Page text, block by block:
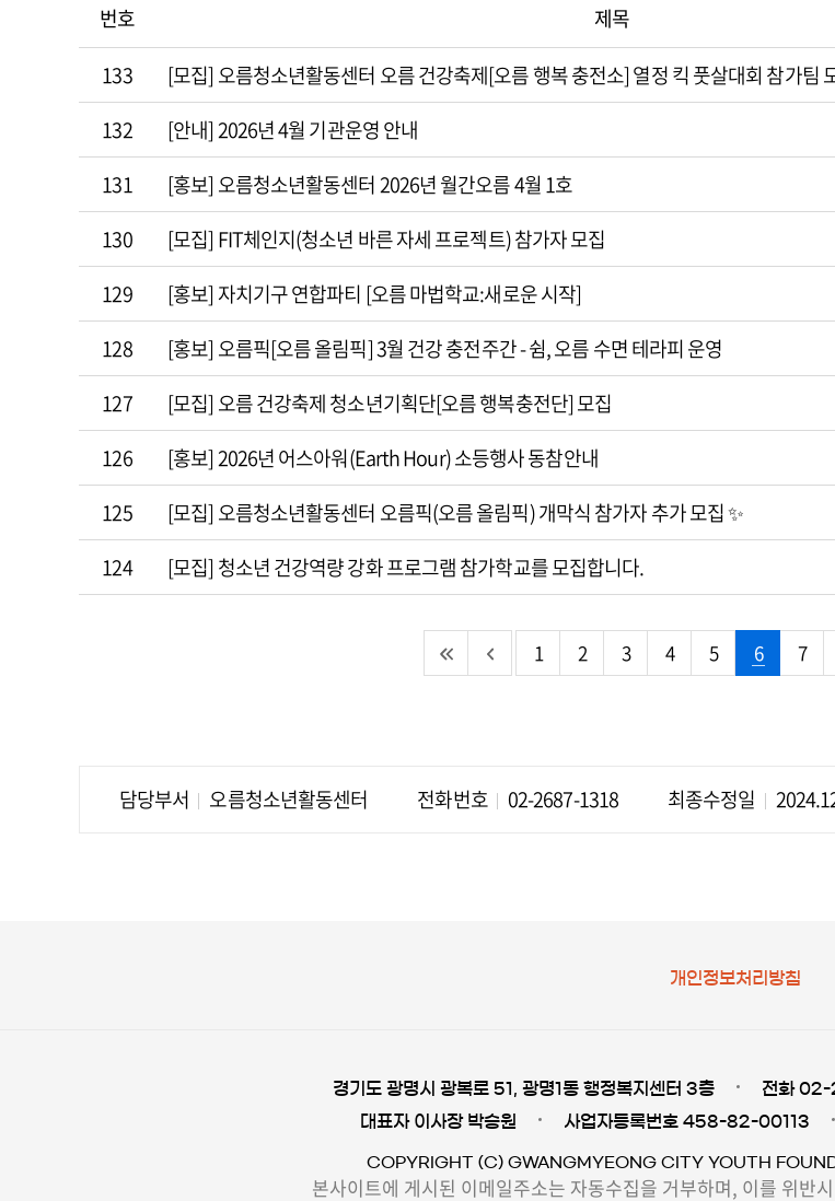
번호 제목
133
[모집] 오름청소년활동센터 오름 건강축제[오름 행복 충전소] 열정 킥 풋살대회 참가팀
132
[안내] 2026년 4월 기관운영 안내
131
[홍보] 오름청소년활동센터 2026년 월간오름 4월 1호
130
[모집] FIT체인지(청소년 바른 자세 프로젝트) 참가자 모집
129
[홍보] 자치기구 연합파티 [오름 마법학교:새로운 시작]
128
[홍보] 오름픽[오름 올림픽] 3월 건강 충전주간 - 쉼, 오름 수면 테라피 운영
127
[모집] 오름 건강축제 청소년기획단[오름 행복충전단] 모집
126
[홍보] 2026년 어스아워(Earth Hour) 소등행사 동참안내
125
[모집] 오름청소년활동센터 오름픽(오름 올림픽) 개막식 참가자 추가 모집 ✨
124
[모집] 청소년 건강역량 강화 프로그램 참가학교를 모집합니다.
1 2 3 4 5 6 7
담당부서 오름청소년활동센터 전화번호 02-2687-1318 최종수정일
개인정보처리방침
경기도 광명시 광복로 51, 광명1동 행정복지센터 3층 전화
대표자 이사장 박승원
사업자등록번호 458-82-00113
COPYRIGHT (C) GWANGMYEONG CITY YOUTH
본사이트에 게시된 이메일주소는 자동수집을 거부하며, 이를 위반